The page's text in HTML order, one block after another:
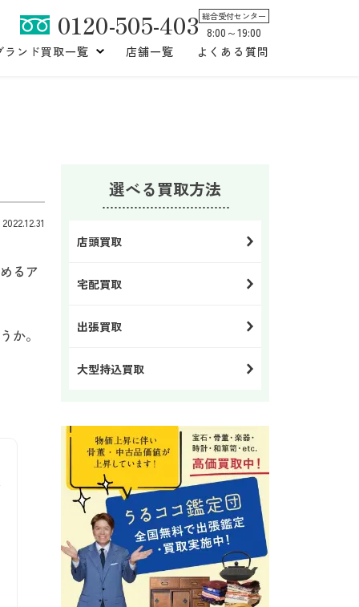
0120-505-403 総合受付センター
8:00～19:00
ランド買取一覧
店舗一覧 よくある質問
るア
か。
選べる買取方法
店頭買取
宅配買取
出張買取
大型持込買取